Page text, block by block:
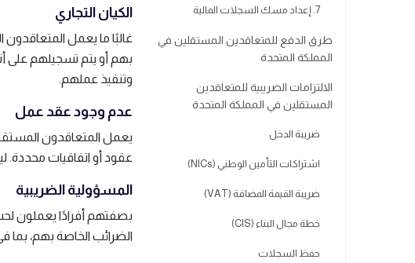
7. إعداد مسك السجلات المالية
طرق الدفع للمتعاقدين المستقلين في
المملكة المتحدة
الالتزامات الضريبية للمتعاقدين
المستقلين في المملكة المتحدة
ضريبة الدخل
اشتراكات التأمين الوطني (NICs)
ضريبة القيمة المضافة (VAT)
خطة مجال البناء (CIS)
حفظ السجلات
الكيان التجاري
غالبًا ما يعمل
بهم أو يتم تسجيلهم على
وتنفيذ عملهم.
عدم وجود عقد عمل
يعمل المتعاقدون
عقود أو اتفاقيات
المسؤولية الضريبية
بصفتهم أفرادًا يعملون
الضرائب الخاصة بهم، بما